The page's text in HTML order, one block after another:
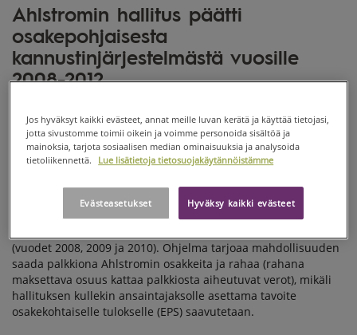
ETUSIVU
MEDIA
TIEDOTTEET
PÖRSSITIEDOTTEET
2008
PÄÄTTI OSAKEPOHJAISESTA
KANNUSTINJÄRJESTELMÄSTÄ
VUOSILLE 2008-2012
Ahlstromin hallitus päätti
osakepohjaisesta
kannustinjärjestelmästä vuosille
2008-2012
Ahlstrom Oyj:n hallitus on hyväksynyt pitkän aikavälin
osakepohjaisen kannustinjärjestelmän konsernin
johtoryhmän jäsenille osana johtoryhmän palkitsemis- ja
sitouttamisohjelmaa.
Ohjelman pituus on viisi vuotta alkaen vuodesta 2008 ja se
(vuodet 2008, 2009 ja 2010). Ohjelma tarjoaa mahdollisuuden
saada palkkiona Ahlstromin osakkeita ja rahaa (rahana
maksettava osuus kattaa palkkiosta aiheutuvat verot), mikäli
hallituksen kullekin ansaintajaksolle asettama tavoite
osakekohtaiselle tulokselle (EPS) saavutetaan.
Jos hyväksyt kaikki evästeet, annat meille luvan kerätä ja käyttää tietojasi,
jotta sivustomme toimii oikein ja voimme personoida sisältöä ja
mainoksia, tarjota sosiaalisen median ominaisuuksia ja analysoida
tietoliikennettä.
Lue lisätietoja tietosuojakäytännöistämme
Hyväksy kaikki evästeet
Evästeasetukset